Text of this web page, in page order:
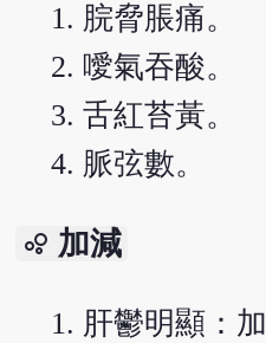
脘脅脹痛。
噯氣吞酸。
舌紅苔黃。
脈弦數。
bubble_chart 加減
肝鬱明顯：加